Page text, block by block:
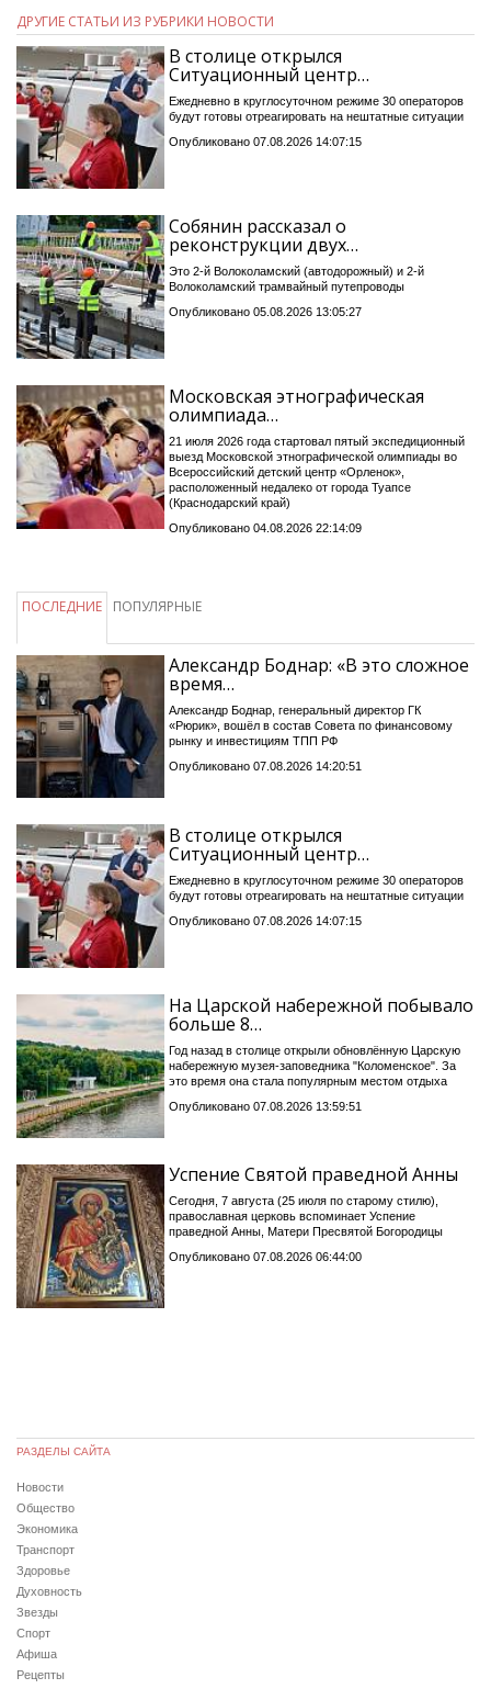
ДРУГИЕ СТАТЬИ ИЗ РУБРИКИ НОВОСТИ
В столице открылся
Ситуационный центр…
Ежедневно в круглосуточном режиме 30 операторов
будут готовы отреагировать на нештатные ситуации
Опубликовано 07.08.2026 14:07:15
Собянин рассказал о
реконструкции двух…
Это 2-й Волоколамский (автодорожный) и 2-й
Волоколамский трамвайный путепроводы
Опубликовано 05.08.2026 13:05:27
Московская этнографическая
олимпиада…
21 июля 2026 года стартовал пятый экспедиционный
выезд Московской этнографической олимпиады во
Всероссийский детский центр «Орленок»,
расположенный недалеко от города Туапсе
(Краснодарский край)
Опубликовано 04.08.2026 22:14:09
ПОСЛЕДНИЕ ПОПУЛЯРНЫЕ
Александр Боднар: «В это сложное
время…
Александр Боднар, генеральный директор ГК
«Рюрик», вошёл в состав Совета по финансовому
рынку и инвестициям ТПП РФ
Опубликовано 07.08.2026 14:20:51
В столице открылся
Ситуационный центр…
Ежедневно в круглосуточном режиме 30 операторов
будут готовы отреагировать на нештатные ситуации
Опубликовано 07.08.2026 14:07:15
На Царской набережной побывало
больше 8…
Год назад в столице открыли обновлённую Царскую
набережную музея-заповедника "Коломенское". За
это время она стала популярным местом отдыха
Опубликовано 07.08.2026 13:59:51
Успение Святой праведной Анны
Сегодня, 7 августа (25 июля по старому стилю),
православная церковь вспоминает Успение
праведной Анны, Матери Пресвятой Богородицы
Опубликовано 07.08.2026 06:44:00
РАЗДЕЛЫ САЙТА
Новости
Общество
Экономика
Транспорт
Здоровье
Духовность
Звезды
Спорт
Афиша
Рецепты